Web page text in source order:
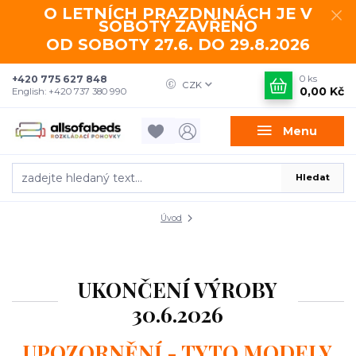
O LETNÍCH PRAZDNINÁCH JE V
SOBOTY ZAVŘENO
OD SOBOTY 27.6. DO 29.8.2026
Menu
CZK
Hledat
+420 775 627 848
English: +420 737 380 990
0 ks
0,00 Kč
Úvod
UKONČENÍ VÝROBY
30.6.2026